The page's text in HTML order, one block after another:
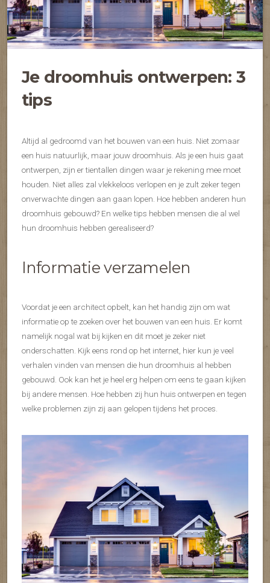
Je droomhuis ontwerpen: 3
tips
Altijd al gedroomd van het bouwen van een huis. Niet zomaar
een huis natuurlijk, maar jouw droomhuis. Als je een huis gaat
ontwerpen, zijn er tientallen dingen waar je rekening mee moet
houden. Niet alles zal vlekkeloos verlopen en je zult zeker tegen
onverwachte dingen aan gaan lopen. Hoe hebben anderen hun
droomhuis gebouwd? En welke tips hebben mensen die al wel
hun droomhuis hebben gerealiseerd?
Informatie verzamelen
Voordat je een architect opbelt, kan het handig zijn om wat
informatie op te zoeken over het bouwen van een huis. Er komt
namelijk nogal wat bij kijken en dit moet je zeker niet
onderschatten. Kijk eens rond op het internet, hier kun je veel
verhalen vinden van mensen die hun droomhuis al hebben
gebouwd. Ook kan het je heel erg helpen om eens te gaan kijken
bij andere mensen. Hoe hebben zij hun huis ontwerpen en tegen
welke problemen zijn zij aan gelopen tijdens het proces.